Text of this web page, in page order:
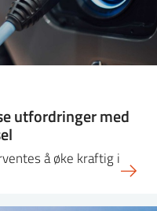
utfordringer med
å øke kraftig i